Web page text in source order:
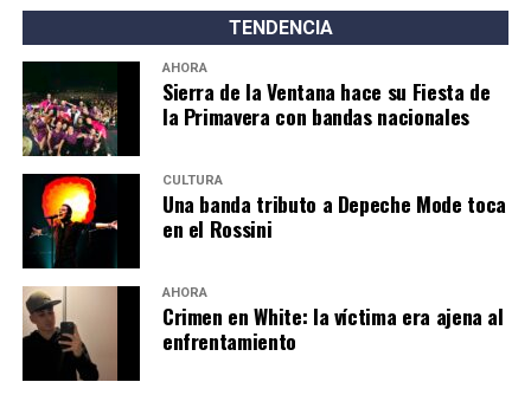
TENDENCIA
AHORA
Sierra de la Ventana hace su Fiesta de
la Primavera con bandas nacionales
CULTURA
Una banda tributo a Depeche Mode toca
en el Rossini
AHORA
Crimen en White: la víctima era ajena al
enfrentamiento